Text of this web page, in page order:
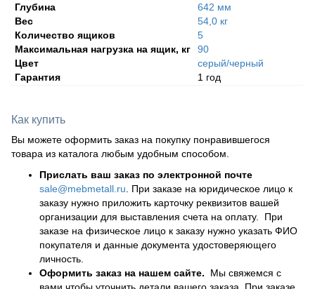
Глубина
642 мм
Вес
54,0 кг
Количество ящиков
5
Максимальная нагрузка на ящик, кг
90
Цвет
серый/черный
Гарантия
1 год
Как купить
Вы можете оформить заказ на покупку понравившегося
товара из каталога любым удобным способом.
Прислать ваш заказ по электронной почте
sale@mebmetall.ru . При заказе на юридическое лицо к
заказу нужно приложить карточку реквизитов вашей
организации для выставления счета на оплату. При
заказе на физическое лицо к заказу нужно указать ФИО
покупателя и данные документа удостоверяющего
личность.
Оформить заказ на нашем сайте. Мы свяжемся с
вами чтобы уточнить детали вашего заказа. При заказе